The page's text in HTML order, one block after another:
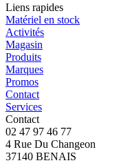
Liens rapides
Matériel en stock
Activités
Magasin
Produits
Marques
Promos
Contact
Services
Contact
02 47 97 46 77
4 Rue Du Changeon
37140 BENAIS